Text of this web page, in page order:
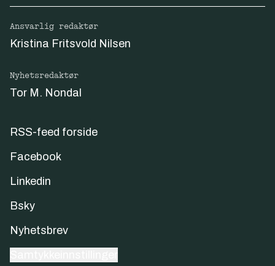
Ansvarlig redaktør
Kristina Fritsvold Nilsen
Nyhetsredaktør
Tor M. Nondal
RSS-feed forside
Facebook
Linkedin
Bsky
Nyhetsbrev